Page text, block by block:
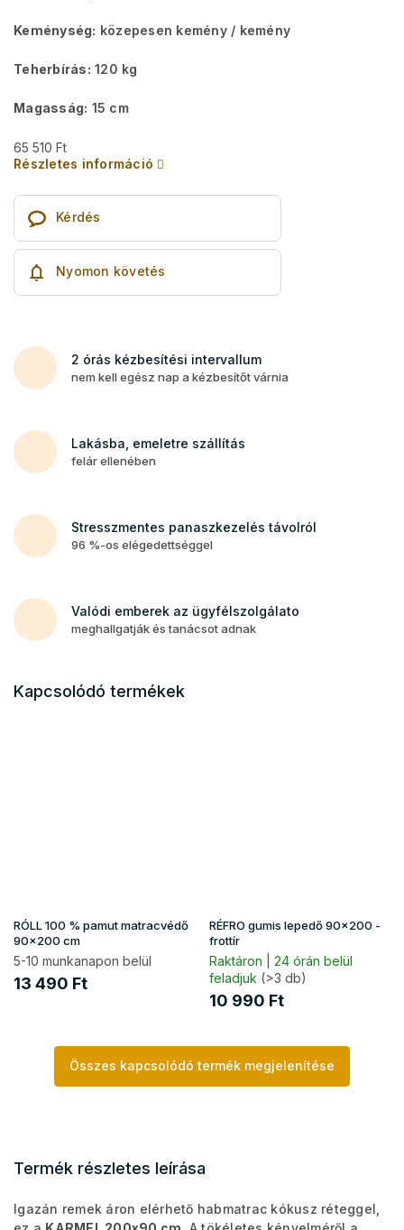
Keménység: közepesen kemény / kemény
Teherbírás: 120 kg
Magasság: 15 cm
65 510 Ft
Részletes információ
Kérdés
Nyomon követés
2 órás kézbesítési intervallum
nem kell egész nap a kézbesítőt várnia
Lakásba, emeletre szállítás
felár ellenében
Stresszmentes panaszkezelés távolról
96 %-os elégedettséggel
Valódi emberek az ügyfélszolgálato
meghallgatják és tanácsot adnak
Kapcsolódó termékek
RÓLL 100 % pamut matracvédő
90x200 cm
5-10 munkanapon belül
13 490 Ft
RÉFRO gumis lepedő 90x200 -
frottír
Raktáron | 24 órán belül
feladjuk (>3 db)
10 990 Ft
Összes kapcsolódó termék megjelenítése
Termék részletes leírása
Igazán remek áron elérhető habmatrac kókusz réteggel,